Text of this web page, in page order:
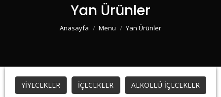
Yan Ürünler
You are here:
Anasayfa Menu Yan Ürünler
YİYECEKLER İÇECEKLER ALKOLLÜ İÇECEKLER